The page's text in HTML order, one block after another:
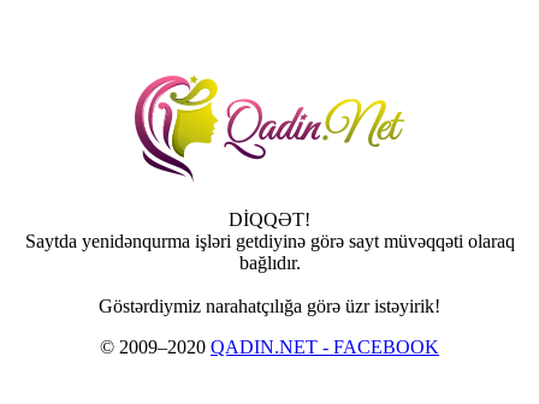
DİQQƏT!
Saytda yenidənqurma işləri getdiyinə görə sayt müvəqqəti olaraq
bağlıdır.
Göstərdiymiz narahatçılığa görə üzr istəyirik!
© 2009–2020 QADIN.NET - FACEBOOK